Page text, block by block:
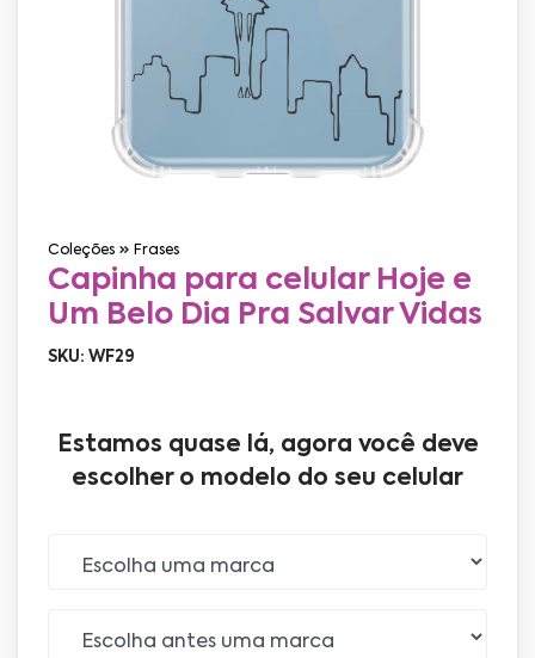
Coleções Frases
Capinha para celular Hoje e
Um Belo Dia Pra Salvar Vidas
SKU: WF29
Estamos quase lá, agora você deve
escolher o modelo do seu celular